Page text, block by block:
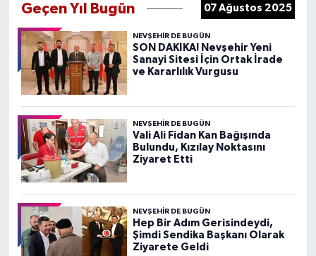
Geçen Yıl Bugün 07 Ağustos 2025
NEVŞEHIR DE BUGÜN
SON DAKİKA! Nevşehir Yeni
Sanayi Sitesi İçin Ortak İrade
ve Kararlılık Vurgusu
NEVŞEHIR DE BUGÜN
Vali Ali Fidan Kan Bağışında
Bulundu, Kızılay Noktasını
Ziyaret Etti
NEVŞEHIR DE BUGÜN
Hep Bir Adım Gerisindeydi,
Şimdi Sendika Başkanı Olarak
Ziyarete Geldi